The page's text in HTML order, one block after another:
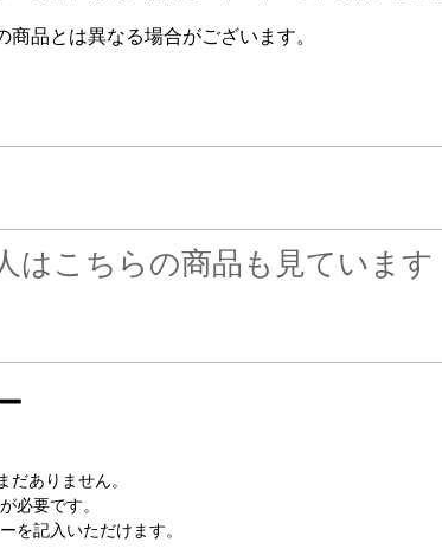
品とは異なる場合がございます。
はこちらの商品も見ています
だありません。
が必要です。
を記入いただけます。